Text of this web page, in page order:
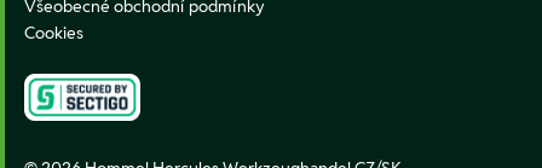
Všeobecné obchodní podmínky
Cookies